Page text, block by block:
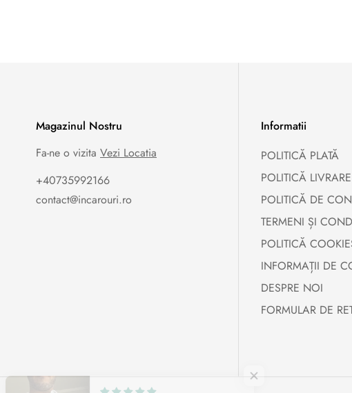
Magazinul Nostru
Fa-ne o vizita Vezi Locatia
+40735992166
contact@incarouri.ro
Informatii
POLITICĂ PLATĂ
POLITICĂ
POLITICĂ DE
TERMENI ȘI
POLITICĂ
INFORMAȚII DE
DESPRE NOI
FORMULAR DE